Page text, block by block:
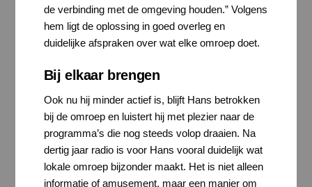
de verbinding met de omgeving houden.” Volgens
hem ligt de oplossing in goed overleg en
duidelijke afspraken over wat elke omroep doet.
Bij elkaar brengen
Ook nu hij minder actief is, blijft Hans betrokken
bij de omroep en luistert hij met plezier naar de
programma’s die nog steeds volop draaien. Na
dertig jaar radio is voor Hans vooral duidelijk wat
lokale omroep bijzonder maakt. Het is niet alleen
informatie of amusement, maar een manier om